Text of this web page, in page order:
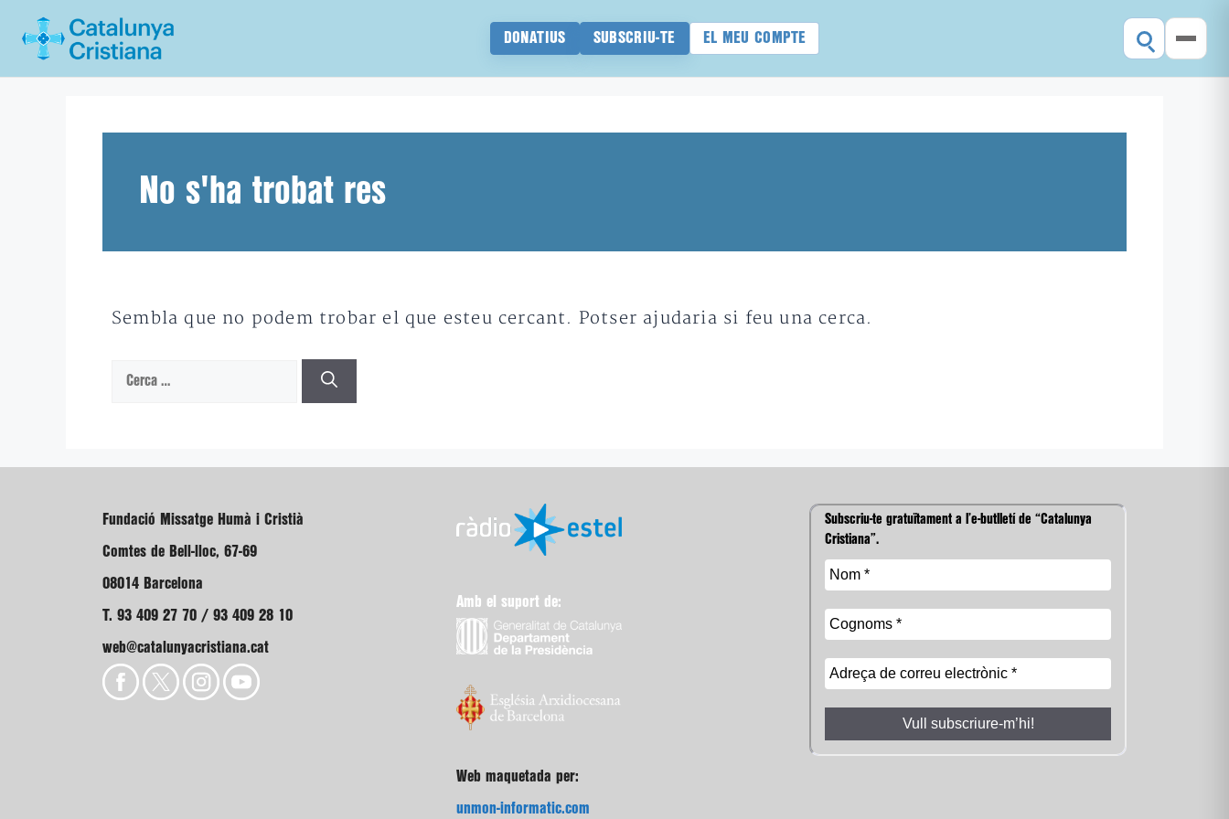
DONATIUS SUBSCRIU-TE EL MEU COMPTE
No s'ha trobat res
Sembla que no podem trobar el que esteu cercant. Potser ajudaria si feu una cerca.
Cerca:
Fundació Missatge Humà i Cristià
Comtes de Bell-lloc, 67-69
08014 Barcelona
T. 93 409 27 70 / 93 409 28 10
web@catalunyacristiana.cat
Amb el suport de:
Web maquetada per:
unmon-informatic.com
Subscriu-te gratuïtament a l’e-butlletí de “Catalunya
Cristiana”.